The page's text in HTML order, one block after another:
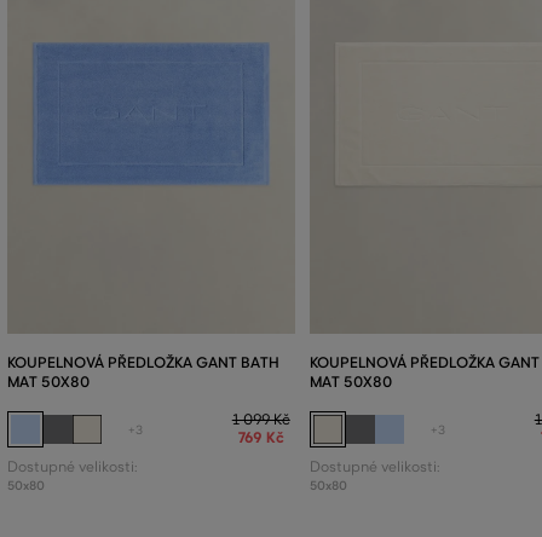
KOUPELNOVÁ PŘEDLOŽKA GANT BATH
MAT 50X80
+3
1 099 Kč
769 Kč
Dostupné velikosti:
50x80
KOUPELNOVÁ PŘEDLOŽKA
MAT 50X80
+3
Dostupné velikosti:
50x80